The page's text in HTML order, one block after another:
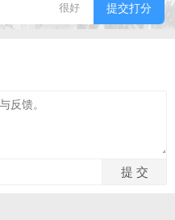
很好 提交打分